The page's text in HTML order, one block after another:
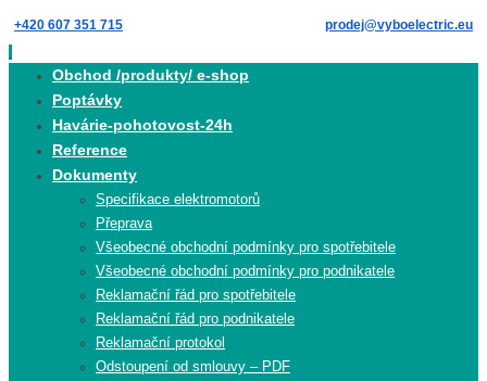
Skip
to
content
+420 607 351 715 prodej@vyboelectric.eu
Obchod /produkty/ e-shop
Poptávky
Havárie-pohotovost-24h
Reference
Dokumenty
Specifikace elektromotorů
Přeprava
Všeobecné obchodní podmínky pro spotřebitele
Všeobecné obchodní podmínky pro podnikatele
Reklamační řád pro spotřebitele
Reklamační řád pro podnikatele
Reklamační protokol
Odstoupení od smlouvy – PDF